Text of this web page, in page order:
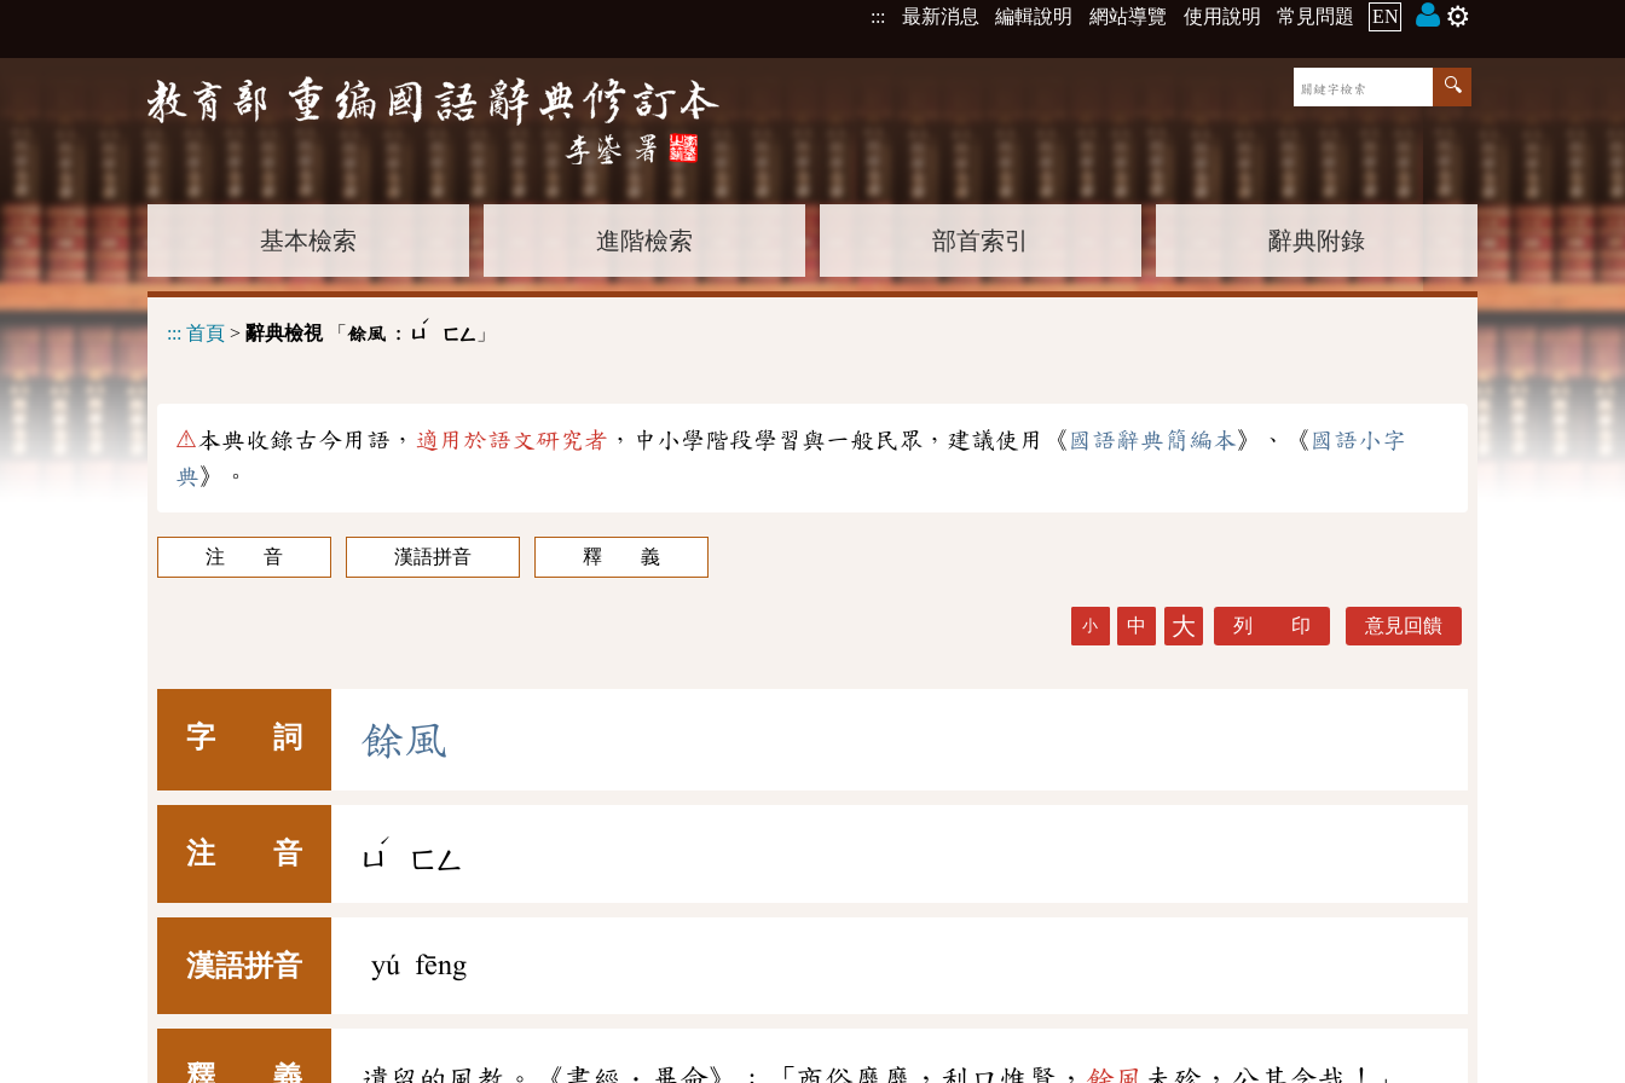
::: 最新消息 編輯說明 網站導覽 使用說明 常見問題 EN ⚙️
基本檢索 進階檢索 部首索引 辭典附錄
::: 首頁 > 辭典檢視「 餘風 : ㄩ
ˊ
ㄈㄥ 」
⚠本典收錄古今用語， 適用於語文研究者 ，中小學階段學習與一般民眾，建議使用《 國語辭典簡編本》、《 國語小字
典》。
注 音 漢語拼音 釋 義
小 中 大 列 印 意見回饋
字 詞 餘風
注 音 ㄩ
ˊ
ㄈㄥ
漢語拼音 yú fēng